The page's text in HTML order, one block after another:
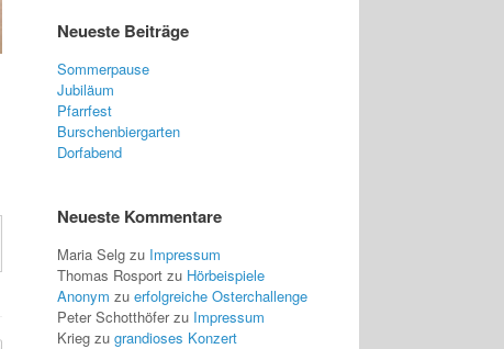
Neueste Beiträge
Sommerpause
Jubiläum
Pfarrfest
Burschenbiergarten
Dorfabend
Neueste Kommentare
Maria Selg zu Impressum
Thomas Rosport zu Hörbeispiele
Anonym zuerfolgreiche Osterchallenge
Peter Schotthöferzu Impressum
Krieg zugrandioses Konzert